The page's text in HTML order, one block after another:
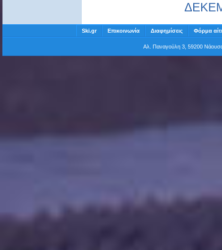
Ski.gr Επικοινωνία Διαφημίσεις Φόρμα
Αλ. Παναγούλη 3, 59200